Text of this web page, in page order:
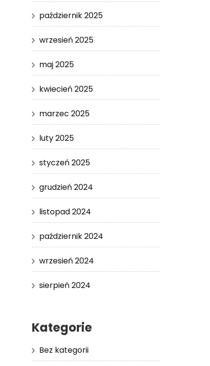
październik 2025
wrzesień 2025
maj 2025
kwiecień 2025
marzec 2025
luty 2025
styczeń 2025
grudzień 2024
listopad 2024
październik 2024
wrzesień 2024
sierpień 2024
Kategorie
Bez kategorii